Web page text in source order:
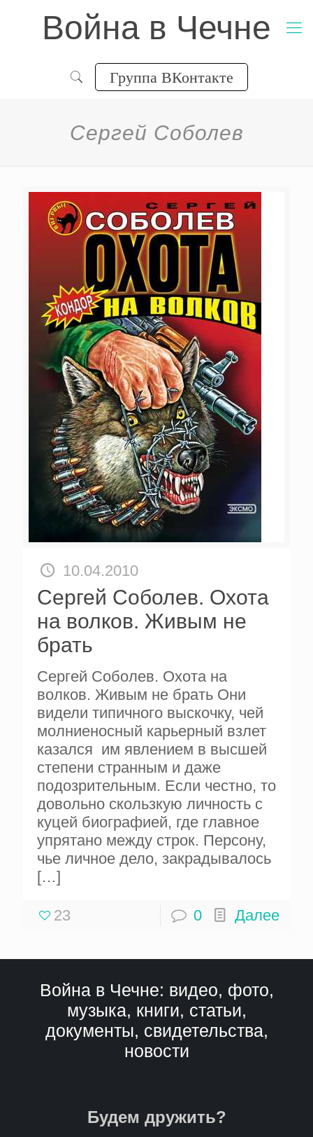
Война в Чечне
Группа ВКонтакте
Сергей Соболев
10.04.2010
Сергей Соболев. Охота
на волков. Живым не
брать
Сергей Соболев. Охота на
волков. Живым не брать Они
видели типичного выскочку, чей
молниеносный карьерный взлет
казался им явлением в высшей
степени странным и даже
подозрительным. Если честно, то
довольно скользкую личность с
куцей биографией, где главное
упрятано между строк. Персону,
чье личное дело, закрадывалось
[…]
23 0 Далее
Война в Чечне: видео, фото,
музыка, книги, статьи,
документы, свидетельства,
новости
Будем дружить?